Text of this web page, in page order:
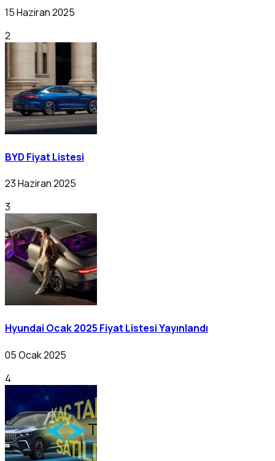
15 Haziran 2025
2
BYD Fiyat Listesi
23 Haziran 2025
3
Hyundai Ocak 2025 Fiyat Listesi Yayınlandı
05 Ocak 2025
4